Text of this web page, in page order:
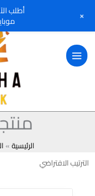
المحتوى
الرئيسية
أطلب +